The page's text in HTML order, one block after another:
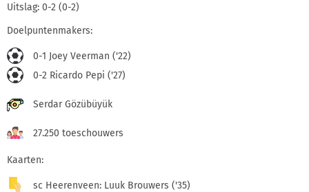
Uitslag: 0-2 (0-2)
Doelpuntenmakers:
0-1 Joey Veerman ('22)
0-2 Ricardo Pepi ('27)
Serdar Gözübüyük
27.250 toeschouwers
Kaarten:
sc Heerenveen: Luuk Brouwers ('35)